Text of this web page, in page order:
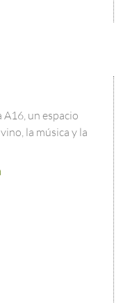
un espacio
la música y la